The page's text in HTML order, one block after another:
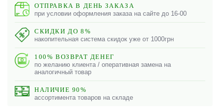
ОТПРАВКА В ДЕНЬ ЗАКАЗА
при условии оформления заказа на сайте до 16-00
СКИДКИ ДО 8%
накопительная система скидок уже от 1000грн
100% ВОЗВРАТ ДЕНЕГ
по желанию клиента / оперативная замена на
аналогичный товар
НАЛИЧИЕ 90%
ассортимента товаров на складе